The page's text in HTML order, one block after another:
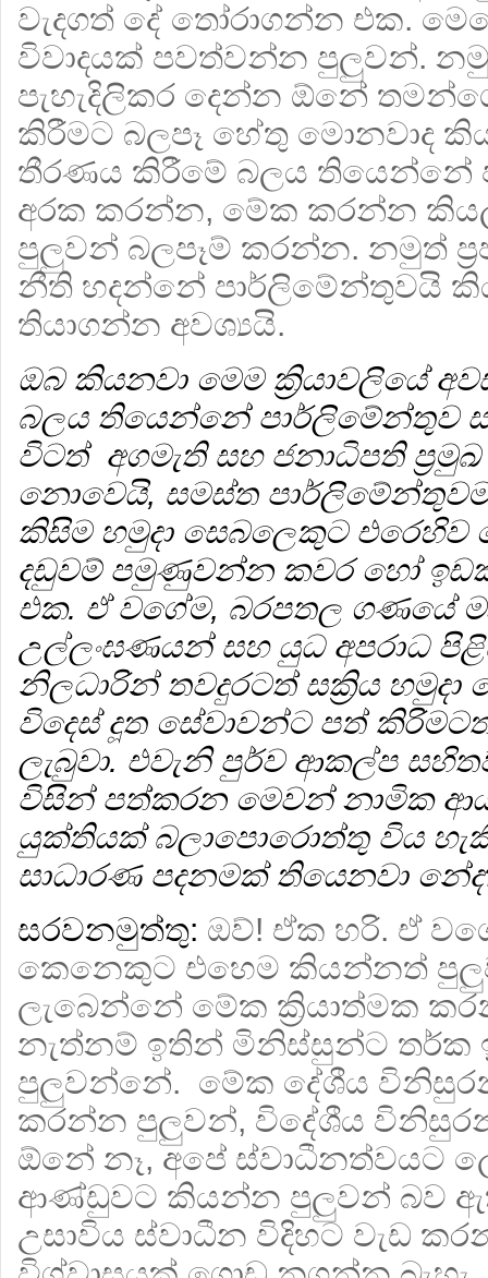
වැදගත් දේ තෝරාගන්න එක.
විවාදයක් පවත්වන්න පුලුවන්.
පැහැදිලිකර දෙන්න ඕනේ
කිරීමට බලපෑ හේතු මොනවාද
තීරණය කිරීමේ බලය තියෙන්නේ
අරක කරන්න, මේක කරන්න
පුලුවන් බලපෑම් කරන්න. නමුත්
නීති හදන්නේ පාර්ලිමේන්තුවයි
තියාගන්න අවශ්‍යයි.
ඔබ කියනවා මෙම ක්‍රියාවලියේ
බලය තියෙන්නේ පාර්ලිමේන්තුව
විටත් අගමැති සහ ජනාධිපති
නොවෙයි, සමස්ත
කිසිම හමුදා සෙබලෙකුට එරෙහිව
දඩුවම් පමුණුවන්න කවර හෝ
එක. ඒ වගේම, බරපතල ගණයේ
උල්ලංඝණයන් සහ යුධ අපරාධ
නිලධාරින් තවදුරටත් සක්‍රිය හමුදා
විදෙස් දූත සේවාවන්ට පත්
ලැබුවා. එවැනි පුර්ව ආකල්ප
විසින් පත්කරන මෙවන් නාමික
යුක්තියක් බලාපොරොත්තු විය
සාධාරණ පදනමක් තියෙනවා නේද
සරවනමුත්තු: ඔව්! ඒක හරි. ඒ
කෙනෙකුට එහෙම කියන්නත්
ලැබෙන්නේ මේක ක්‍රියාත්මක
නැත්නම් ඉතින් මිනිස්සුන්ට තර්ක
පුලුවන්නේ. මේක දේශීය
කරන්න පුලුවන්, විදේශීය
ඕනේ නෑ, අපේ ස්වාධීනත්වයට
ආණ්ඩුවට කියන්න පුලුවන් බව
උසාවිය ස්වාධීන විදිහට වැඩ